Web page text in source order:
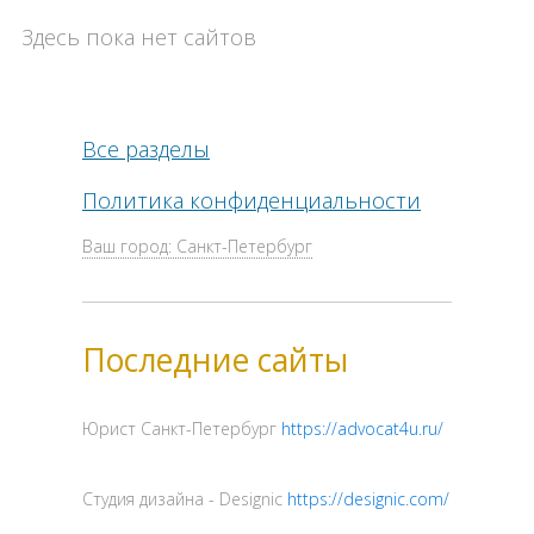
Здесь пока нет сайтов
Все разделы
Политика конфиденциальности
Ваш город: Санкт-Петербург
Последние сайты
Юрист Санкт-Петербург https://advocat4u.ru/
Cтудия дизайна - Designic https://designic.com/